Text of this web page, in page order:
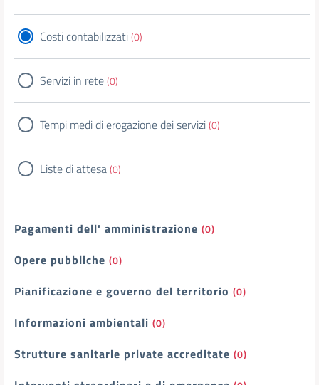
Costi contabilizzati(0)
Servizi in rete(0)
Tempi medi di erogazione dei servizi(0)
Liste di attesa(0)
Pagamenti dell' amministrazione (0)
Opere pubbliche (0)
Pianificazione e governo del territorio (0)
Informazioni ambientali (0)
Strutture sanitarie private accreditate (0)